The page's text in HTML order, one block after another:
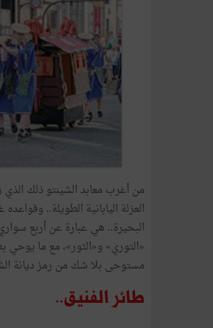
منأغرب معابد الشينتوذلك الذي
العزلة اليابانية الطويلة.. وقواعده
البحيرة.. هي عبارة عنأربع
«التوري» و«الثور»، مع ما يوحي
مستوحى بلا شك من رمزديانة
طائر الفنيق..